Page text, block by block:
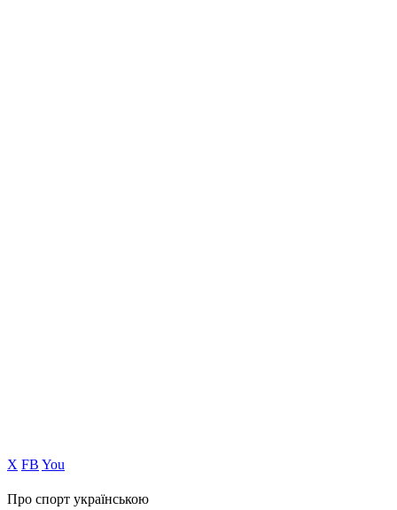
Х FB You
Про спорт українською